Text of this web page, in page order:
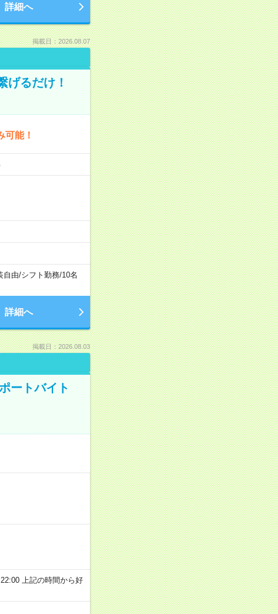
詳細へ
掲載日：2026.08.07
げるだけ！
能！
自由/シフト勤務/10名
詳細へ
掲載日：2026.08.03
ートバイト
上記の時間から好